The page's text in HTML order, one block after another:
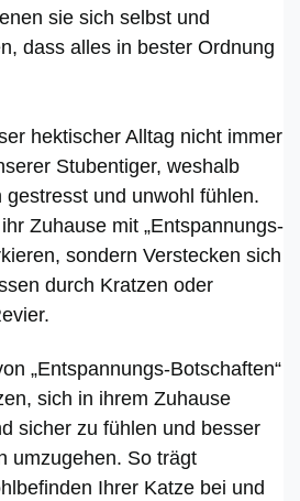
sie sich selbst und
dass alles in bester Ordnung
hektischer Alltag nicht immer
Stubentiger, weshalb
und unwohl fühlen.
Zuhause mit „Entspannungs-
sondern Verstecken sich
durch Kratzen oder
„Entspannungs-Botschaften“
sich in ihrem Zuhause
sicher zu fühlen und besser
umzugehen. So trägt
Ihrer Katze bei und